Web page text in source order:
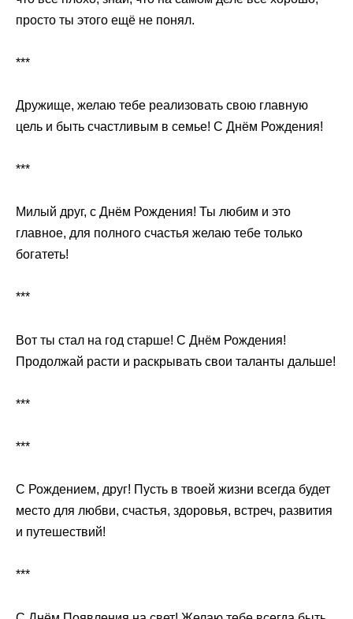
просто ты этого ещё не понял.
***
Дружище, желаю тебе реализовать свою главную
цель и быть счастливым в семье! С Днём Рождения!
***
Милый друг, с Днём Рождения! Ты любим и это
главное, для полного счастья желаю тебе только
богатеть!
***
Вот ты стал на год старше! С Днём Рождения!
Продолжай расти и раскрывать свои таланты дальше!
***
***
С Рождением, друг! Пусть в твоей жизни всегда будет
место для любви, счастья, здоровья, встреч, развития
и путешествий!
***